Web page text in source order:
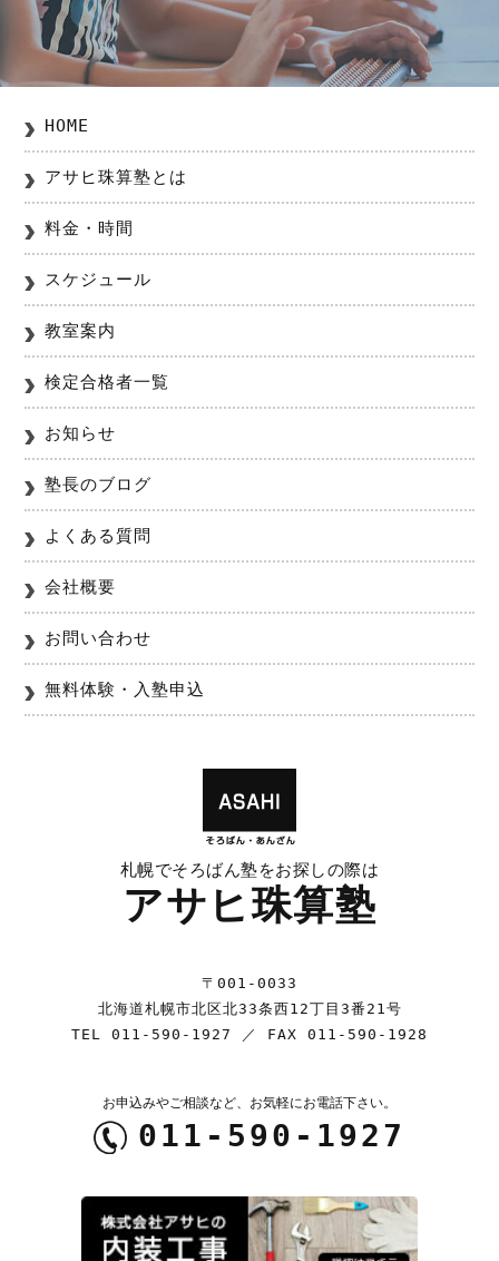
HOME
アサヒ珠算塾とは
料金・時間
スケジュール
教室案内
検定合格者一覧
お知らせ
塾長のブログ
よくある質問
会社概要
お問い合わせ
無料体験・入塾申込
札幌でそろばん塾をお探しの際は
アサヒ珠算塾
〒001-0033
北海道札幌市北区北33条西12丁目3番21号
TEL 011-590-1927 ／ FAX 011-590-1928
お申込みやご相談など、お気軽にお電話下さい。
011-590-1927